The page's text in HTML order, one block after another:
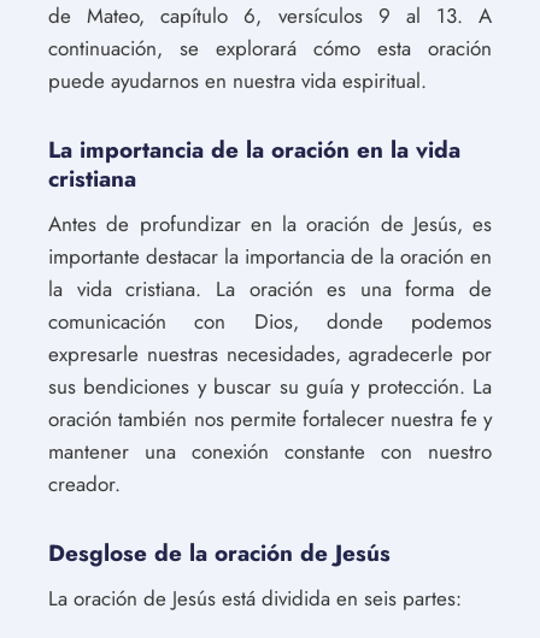
de Mateo, capítulo 6, versículos 9 al 13. A
continuación, se explorará cómo esta oración
puede ayudarnos en nuestra vida espiritual.
La importancia de la oración en la vida
cristiana
Antes de profundizar en la oración de Jesús, es
importante destacar la importancia de la oración en
la vida cristiana. La oración es una forma de
comunicación con Dios, donde podemos
expresarle nuestras necesidades, agradecerle por
sus bendiciones y buscar su guía y protección. La
oración también nos permite fortalecer nuestra fe y
mantener una conexión constante con nuestro
creador.
Desglose de la oración de Jesús
La oración de Jesús está dividida en seis partes: